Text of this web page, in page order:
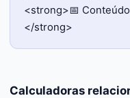
<strong>📅
</strong>
Calculadoras